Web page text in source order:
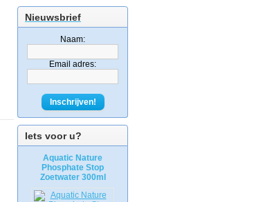
Nieuwsbrief
Naam:
Email adres:
Inschrijven!
Iets voor u?
Aquatic Nature
Phosphate Stop
Zoetwater 300ml